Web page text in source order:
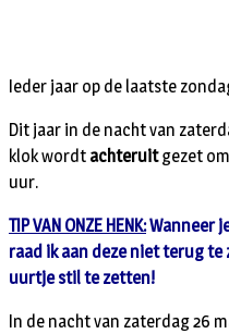
Ieder jaar op de laatste
Dit jaar in de nacht van
klok wordt achteruitgezet
uur.
TIP VAN ONZE HENK:Wanneer
raad ik aan deze niet terug
uurtje stil te zetten!
In de nacht van zaterdag 26